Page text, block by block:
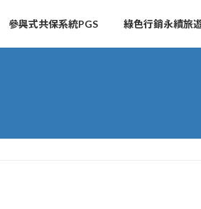
參與式共保系統PGS 綠色行銷永續旅